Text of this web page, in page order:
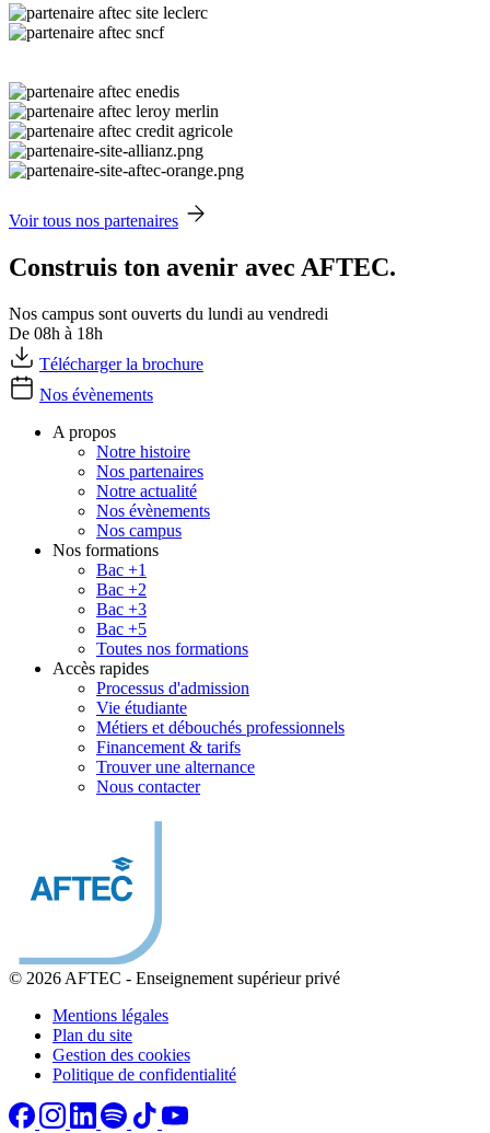
Voir tous nos partenaires
Construis ton avenir avec AFTEC.
Nos campus sont ouverts du lundi au vendredi
De 08h à 18h
Télécharger la brochure
Nos évènements
A propos
Notre histoire
Nos partenaires
Notre actualité
Nos évènements
Nos campus
Nos formations
Bac +1
Bac +2
Bac +3
Bac +5
Toutes nos formations
Accès rapides
Processus d'admission
Vie étudiante
Métiers et débouchés professionnels
Financement & tarifs
Trouver une alternance
Nous contacter
© 2026 AFTEC - Enseignement supérieur privé
Mentions légales
Plan du site
Gestion des cookies
Politique de confidentialité